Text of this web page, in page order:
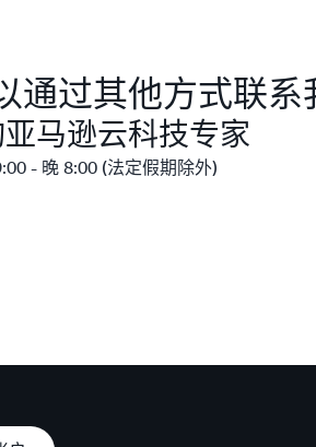
通过其他方式联系
马逊云科技专家
- 晚 8:00 (法定假期除外)